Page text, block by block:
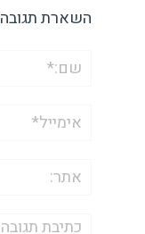
השארת תגובה
אימייל*
תגובה